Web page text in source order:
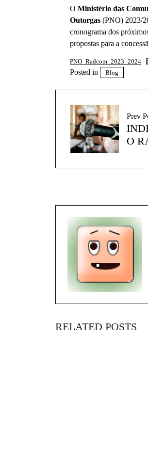
O Ministério das
Outorgas (PNO) 2023/
cronograma dos
propostas para a
PNO_Radcom_2023_2024
Posted in Blog
Prev
O
RELATED POSTS